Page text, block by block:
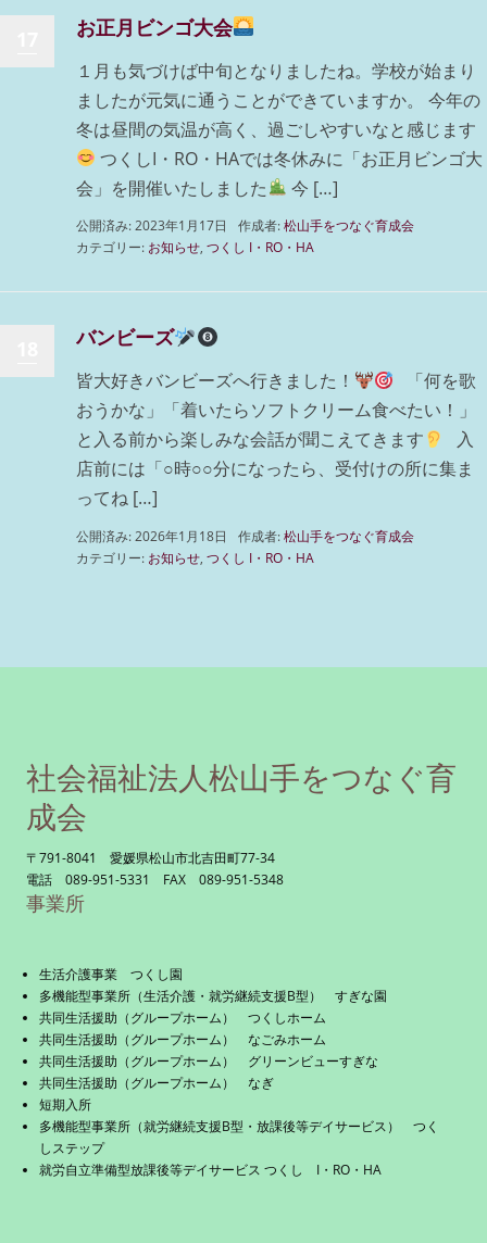
お正月ビンゴ大会
１月も気づけば中旬となりましたね。学校が始まり
ましたが元気に通うことができていますか。 今年の
冬は昼間の気温が高く、過ごしやすいなと感じます
つくしI・RO・HAでは冬休みに「お正月ビンゴ大
会」を開催いたしました
今 […]
公開済み: 2023年1月17日 作成者:松山手をつなぐ育成会
カテゴリー: お知らせ, つくし I・RO・HA
バンビーズ
皆大好きバンビーズへ行きました！
「何を歌
おうかな」「着いたらソフトクリーム食べたい！」
と入る前から楽しみな会話が聞こえてきます
入
店前には「○時○○分になったら、受付けの所に集ま
ってね […]
公開済み: 2026年1月18日 作成者:松山手をつなぐ育成会
カテゴリー: お知らせ, つくし I・RO・HA
社会福祉法人松山手をつなぐ育
成会
〒791-8041 愛媛県松山市北吉田町77-34
電話 089-951-5331 FAX 089-951-5348
事業所
生活介護事業 つくし園
多機能型事業所（生活介護・就労継続支援B型） すぎな園
共同生活援助（グループホーム） つくしホーム
共同生活援助（グループホーム） なごみホーム
共同生活援助（グループホーム） グリーンビューすぎな
共同生活援助（グループホーム） なぎ
短期入所
多機能型事業所（就労継続支援B型・放課後等デイサービス） つく
しステップ
就労自立準備型放課後等デイサービス つくし I・RO・HA